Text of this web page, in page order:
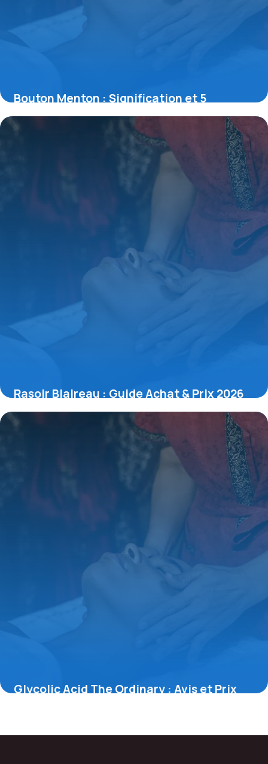
Bouton Menton : Signification et 5
Solutions
Rasoir Blaireau : Guide Achat & Prix 2026
11 juin 2026
Glycolic Acid The Ordinary : Avis et Prix